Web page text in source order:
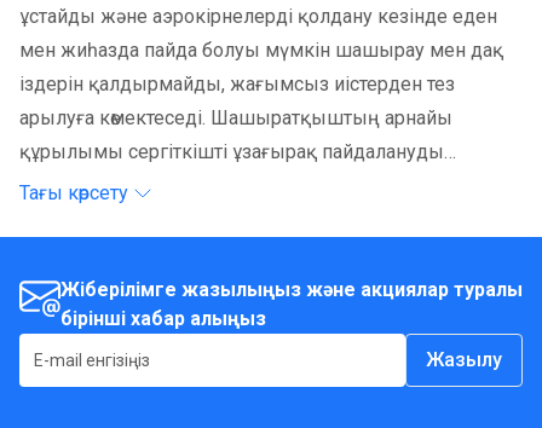
ұстайды және аэрокірнелерді қолдану кезінде еден
мен жиһазда пайда болуы мүмкін шашырау мен дақ
іздерін қалдырмайды, жағымсыз иістерден тез
арылуға көмектеседі. Шашыратқыштың арнайы
құрылымы сергіткішті ұзағырақ пайдалануды
қамтамасыз етеді.
Тағы көрсету
Жіберілімге жазылыңыз және акциялар туралы
бірінші хабар алыңыз
Жазылу